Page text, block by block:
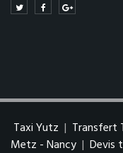
Taxi Yutz | Transfert
Metz - Nancy | Devis